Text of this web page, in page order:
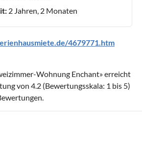
2 Jahren, 2 Monaten
4679771.htm
Wohnung Enchant» erreicht
von 4.2 (Bewertungsskala: 1 bis 5)